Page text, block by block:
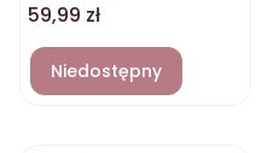
HG02
Cena
59,99 zł
Niedostępny